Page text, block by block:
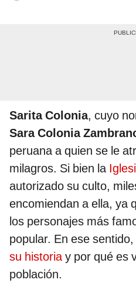
Sarita Colonia, cuyo
Sara Colonia
peruana a quien se le
milagros. Si bien la
autorizado su culto,
encomiendan a ella, ya
los personajes más
popular. En ese
su historiay por qué es
población.